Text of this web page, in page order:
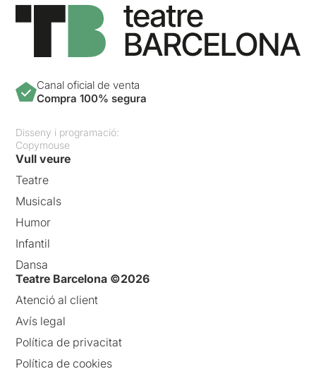
Canal oficial de venta
Compra 100% segura
Disseny i programació:
Copymouse
Vull veure
Teatre
Musicals
Humor
Infantil
Dansa
Teatre Barcelona ©2026
Atenció al client
Avís legal
Política de privacitat
Política de cookies